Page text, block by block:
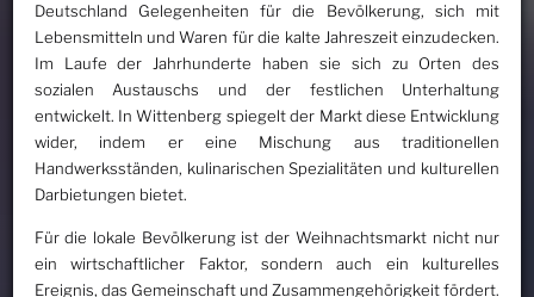
Deutschland Gelegenheiten für die Bevölkerung, sich mit
Lebensmitteln und Waren für die kalte Jahreszeit einzudecken.
Im Laufe der Jahrhunderte haben sie sich zu Orten des
sozialen Austauschs und der festlichen Unterhaltung
entwickelt. In Wittenberg spiegelt der Markt diese Entwicklung
wider, indem er eine Mischung aus traditionellen
Handwerksständen, kulinarischen Spezialitäten und kulturellen
Darbietungen bietet.
Für die lokale Bevölkerung ist der Weihnachtsmarkt nicht nur
ein wirtschaftlicher Faktor, sondern auch ein kulturelles
Ereignis, das Gemeinschaft und Zusammengehörigkeit fördert.